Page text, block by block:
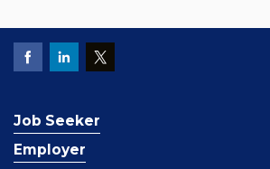
Job Seeker
Employer